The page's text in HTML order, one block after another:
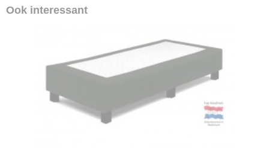
Ook interessant